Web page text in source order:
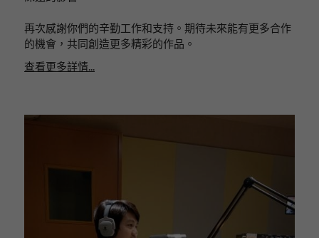
再次感謝你們的辛勤工作和支持。期待未來能有更多合作
的機會，共同創造更多精彩的作品。
查看更多詳情...